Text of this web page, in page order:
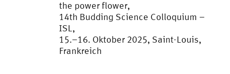
the power flower,
14th Budding Science Colloquium –
ISL,
15.–16. Oktober 2025, Saint-Louis,
Frankreich